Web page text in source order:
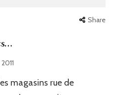
Share
magasins rue de